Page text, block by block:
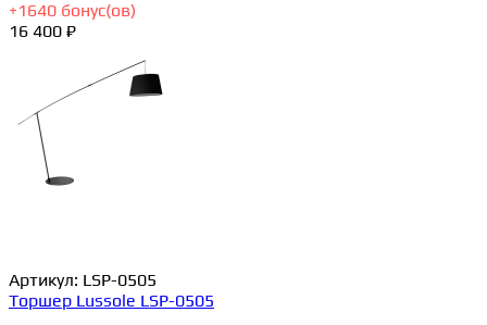
+1640 бонус(ов)
16 400 ₽
Артикул: LSP-0505
Торшер Lussole LSP-0505